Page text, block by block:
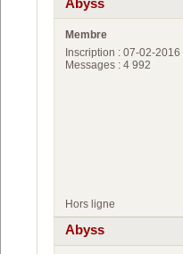
Abyss
Membre
Inscription : 07-02-2016
Messages : 4 992
Hors ligne
Abyss